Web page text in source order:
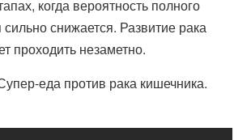
когда вероятность полного
снижается. Развитие рака
проходить незаметно.
еда против рака кишечника.